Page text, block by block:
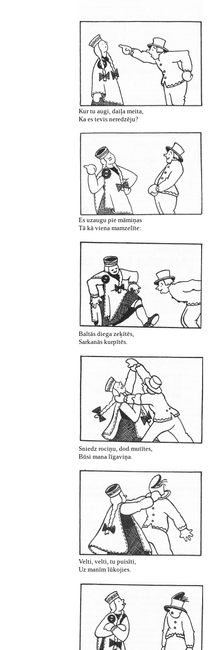
Kur tu augi, daiļa meita,
Ka es tevis neredzēju?
Es uzaugu pie māmiņas
Tā kā viena mamzelīte:
Baltās diega zeķītēs,
Sarkanās kurpītēs.
Sniedz rociņu, dod mutītes,
Būsi mana līgaviņa.
Velti, velti, tu puisīti,
Uz manīm lūkojies.